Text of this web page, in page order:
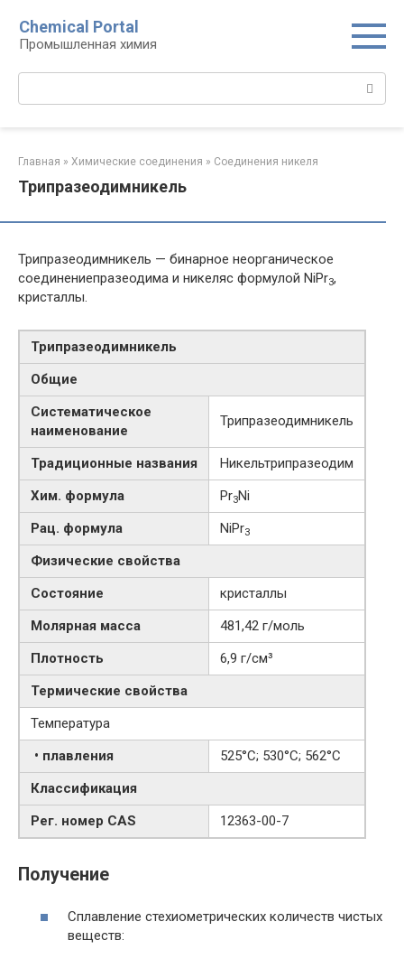
контенту
Chemical Portal
Промышленная химия
Главная » Химические соединения » Соединения никеля‎
Трипразеодимникель
Трипразеодимникель — бинарное неорганическое
соединениепразеодима и никеляс формулой NiPr3,
кристаллы.
Трипразеодимникель
Общие
Систематическое
наименование
Трипразеодимникель
Традиционные названия
Никельтрипразеодим
Хим. формула
Pr3Ni
Рац. формула
NiPr3
Физические свойства
Состояние
кристаллы
Молярная масса
481,42 г/моль
Плотность
6,9 г/см³
Термические свойства
Температура
• плавления
525°C; 530°C; 562°C
Классификация
Рег. номер CAS
12363-00-7
Получение
Сплавление стехиометрических количеств чистых
веществ: